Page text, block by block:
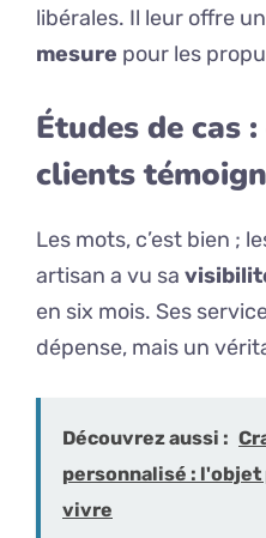
libérales. Il leur offre
mesure pour les
Études de cas
clients
Les mots, c’est bien ;
artisan a vu sa
en six mois. Ses
dépense, mais un
Découvrez aussi :
personnalisé : l'objet
vivre